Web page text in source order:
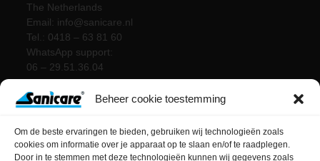
Beheer cookie toestemming
Om de beste ervaringen te bieden, gebruiken wij technologieën zoals
cookies om informatie over je apparaat op te slaan en/of te raadplegen.
Door in te stemmen met deze technologieën kunnen wij gegevens zoals
The Netherlands
Email: info@sanicare.nl
Tel.: 0418 – 63 81 60
WhatsApp support:
06 – 29.51.36.04